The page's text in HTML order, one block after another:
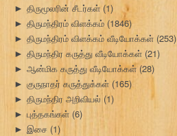
► திருமூலரின் சீடர்கள் (1)
► திருமந்திரம் விளக்கம் (1846)
► திருமந்திரம் விளக்கம் வீடியோக்கள் (253)
► திருமந்திர கருத்து வீடியோக்கள் (21)
► ஆன்மிக கருத்து வீடியோக்கள்(28)
► குருநாதர் கருத்துக்கள் (165)
► திருமந்திர அறிவியல் (1)
► புத்தகங்கள் (6)
► இசை (1)